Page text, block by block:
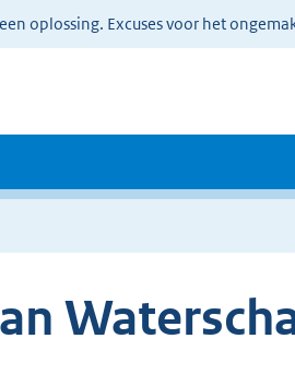
oplossing. Excuses voor het